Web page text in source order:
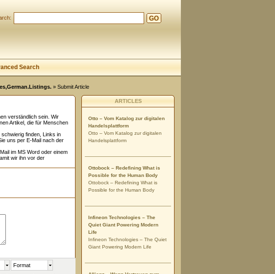
GO
Search
» Submit Article
verständlich sein. Wir
Artikel, die für Menschen
finden, Links in
uns per E-Mail nach der
im MS Word oder einem
wir ihn vor der
Format
ARTICLES
Otto – Vom Katalog zur digitalen
Handelsplattform
Otto – Vom Katalog zur digitalen
Handelsplattform
Ottobock – Redefining What is
Possible for the Human Body
Ottobock – Redefining What is
Possible for the Human Body
Infineon Technologies – The
Quiet Giant Powering Modern
Life
Infineon Technologies – The Quiet
Giant Powering Modern Life